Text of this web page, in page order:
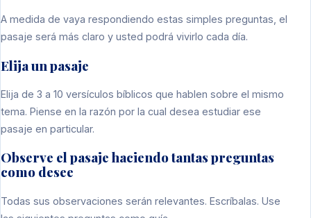
A medida de vaya respondiendo estas simples preguntas, el
pasaje será más claro y usted podrá vivirlo cada día.
Elija un pasaje
Elija de 3 a 10 versículos bíblicos que hablen sobre el mismo
tema. Piense en la razón por la cual desea estudiar ese
pasaje en particular.
Observe el pasaje haciendo tantas preguntas
como desee
Todas sus observaciones serán relevantes. Escríbalas. Use